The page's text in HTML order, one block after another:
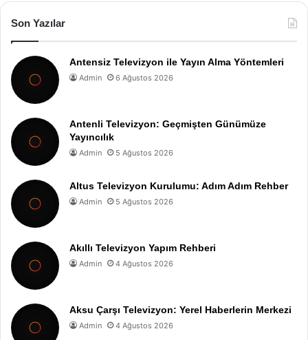
Son Yazılar
Antensiz Televizyon ile Yayın Alma Yöntemleri
Admin 6 Ağustos 2026
Antenli Televizyon: Geçmişten Günümüze
Yayıncılık
Admin 5 Ağustos 2026
Altus Televizyon Kurulumu: Adım Adım Rehber
Admin 5 Ağustos 2026
Akıllı Televizyon Yapım Rehberi
Admin 4 Ağustos 2026
Aksu Çarşı Televizyon: Yerel Haberlerin Merkezi
Admin 4 Ağustos 2026